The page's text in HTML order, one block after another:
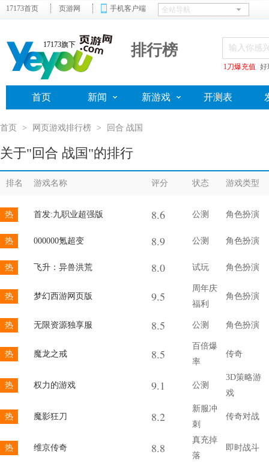
17173首页 页游网 手机客户端
17173旗下 排行榜
1刀爆充值 好
首页 新闻 新游戏 开测表
首页 > 网页游戏排行榜 > 回合 战国
关于"回合 战国"的排行
排名 游戏名称 评分 状态 游戏类型
热 首发:九职业超强版 8.6 公测 角色扮演
热 000000氪超变 8.9 公测 角色扮演
热 飞升：异兽洪荒 8.0 试玩 角色扮演
热 梦幻西游网页版 9.5
周年庆
福利
角色扮演
热 无限资源独享服 8.5 公测 角色扮演
热 魔龙之戒 8.5
百倍爆
率
传奇
热 权力的游戏 9.1 公测
3D策略游
戏
热 魔影狂刀 8.2
新服冲
刺
传奇对战
热 维京传奇 8.8
真充掉
落
即时战斗